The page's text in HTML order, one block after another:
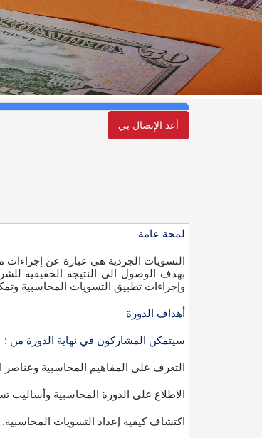
أعد الإتصال بي
لمحة عامة
التسويات الجردية هي عبارة عن إجراءات
بهدف الوصول الى النتيجة الحقيقية
وإجراءات تطبيق التسويات المحاسبية
أهداف الدورة
سيتمكن المشاركون في نهاية الدورة من :
التعرف على المفاهيم المحاسبية وعناصر
الاطلاع على الدورة المحاسبية وأساليب
اكتشاف كيفية إعداد التسويات